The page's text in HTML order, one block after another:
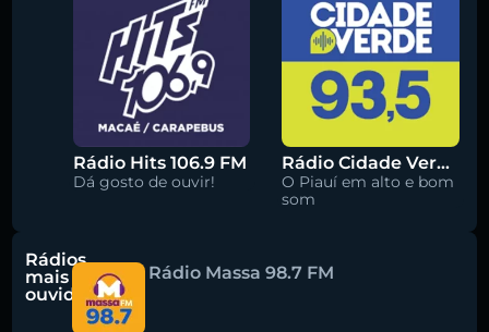
Rádio Hits 106.9 FM
Dá gosto de ouvir!
Rádio Cidade Verde 93.5 FM
O Piauí em alto e bom
som
Rádios
mais
ouvidas
Rádio Massa 98.7 FM